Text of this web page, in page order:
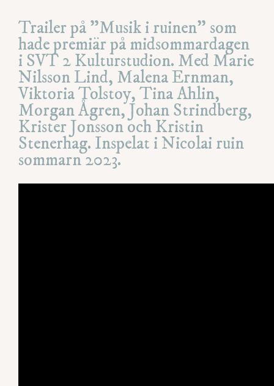
Trailer på ”Musik i ruinen” som
hade premiär på midsommardagen
i SVT 2 Kulturstudion. Med Marie
Nilsson Lind, Malena Ernman,
Viktoria Tolstoy, Tina Ahlin,
Morgan Ågren, Johan Strindberg,
Krister Jonsson och Kristin
Stenerhag. Inspelat i Nicolai ruin
sommarn 2023.